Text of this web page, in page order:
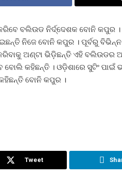
କରିବେ ବଲିଉଡ ନିର୍ଦ୍ଦେଶକ ବୋନି
ନିଜେ ବୋନି କପୁର । ପୂର୍ବରୁ
ଅଣ୍ଟା ଭିଡ଼ିଛନ୍ତି ଏହି ବଲିଉଡର
କହିଛନ୍ତି । ଓଡ଼ିଶାରେ ସୁଟିଂ ପାଇଁ
ବୋନି କପୁର ।
Tweet